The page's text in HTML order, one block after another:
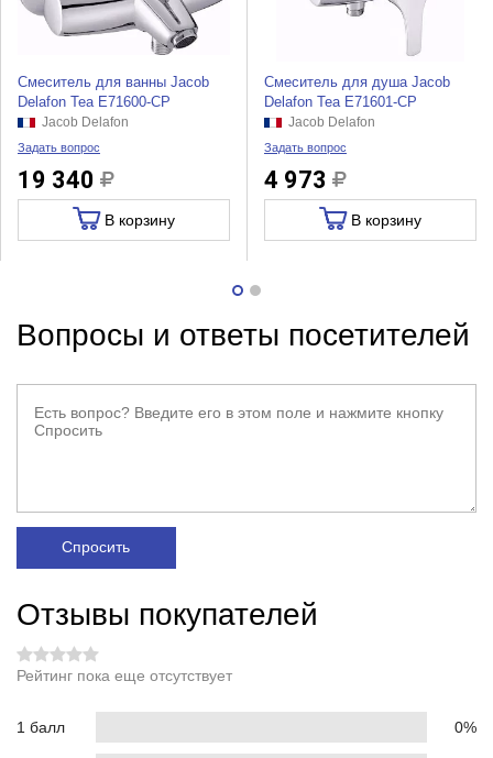
Смеситель для ванны Jacob
Delafon Tea E71600-CP
Jacob Delafon
Задать вопрос
19 340
В корзину
Смеситель для душа Jacob
Delafon Tea E71601-CP
Jacob Delafon
Задать вопрос
4 973
В корзину
Вопросы и ответы посетителей
Спросить
Отзывы покупателей
Рейтинг пока еще отсутствует
1 балл 0%